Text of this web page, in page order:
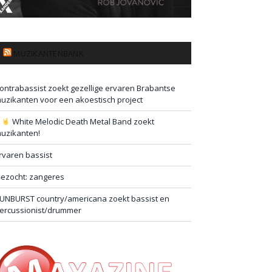
zoekt gezellige ervaren Brabantse
voor een akoestisch project
White Melodic Death Metal Band zoekt
bassist
zangeres
country/americana zoekt bassist en
drummer